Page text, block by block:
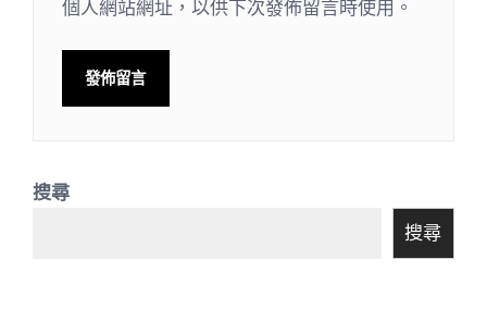
個人網站網址，以供下次發佈留言時使用。
搜尋
搜尋